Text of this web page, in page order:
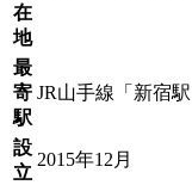
在
地
最
寄
駅
JR山手線「新宿
設
立
2015年12月